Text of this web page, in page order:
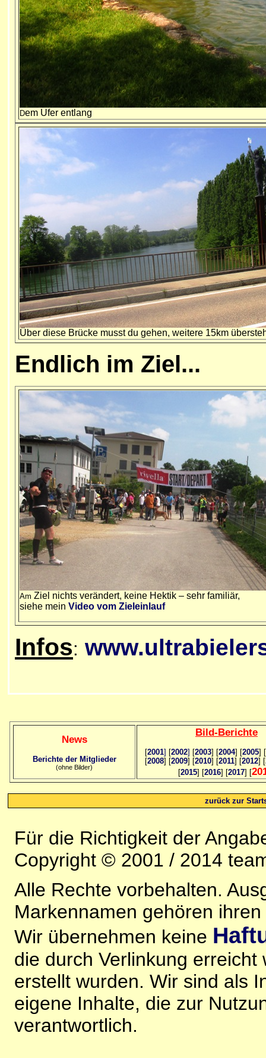
Dem Ufer entlang
Über diese Brücke musst du gehen, weitere 15km
Endlich im Ziel...
Am Ziel nichts verändert, keine Hektik – sehr familiär,
siehe mein Video vom Zieleinlauf
Infos:
News
Berichte der Mitglieder
(ohne Bilder)
Bild-Berichte
[2001] [2002] [2003] [2004] [2005] [
[2008] [2009] [2010] [2011] [2012] [
[2015] [2016] [2017] [
zurück zur
Für die Richtigkeit der
Copyright © 2001 / 2014
Alle Rechte vorbehalten.
Markennamen gehören
Wir übernehmen keine
die durch Verlinkung
erstellt wurden. Wir sind als
eigene Inhalte, die zur
verantwortlich.